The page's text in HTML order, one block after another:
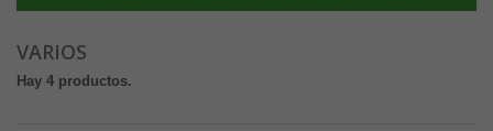
VARIOS
Hay 4 productos.